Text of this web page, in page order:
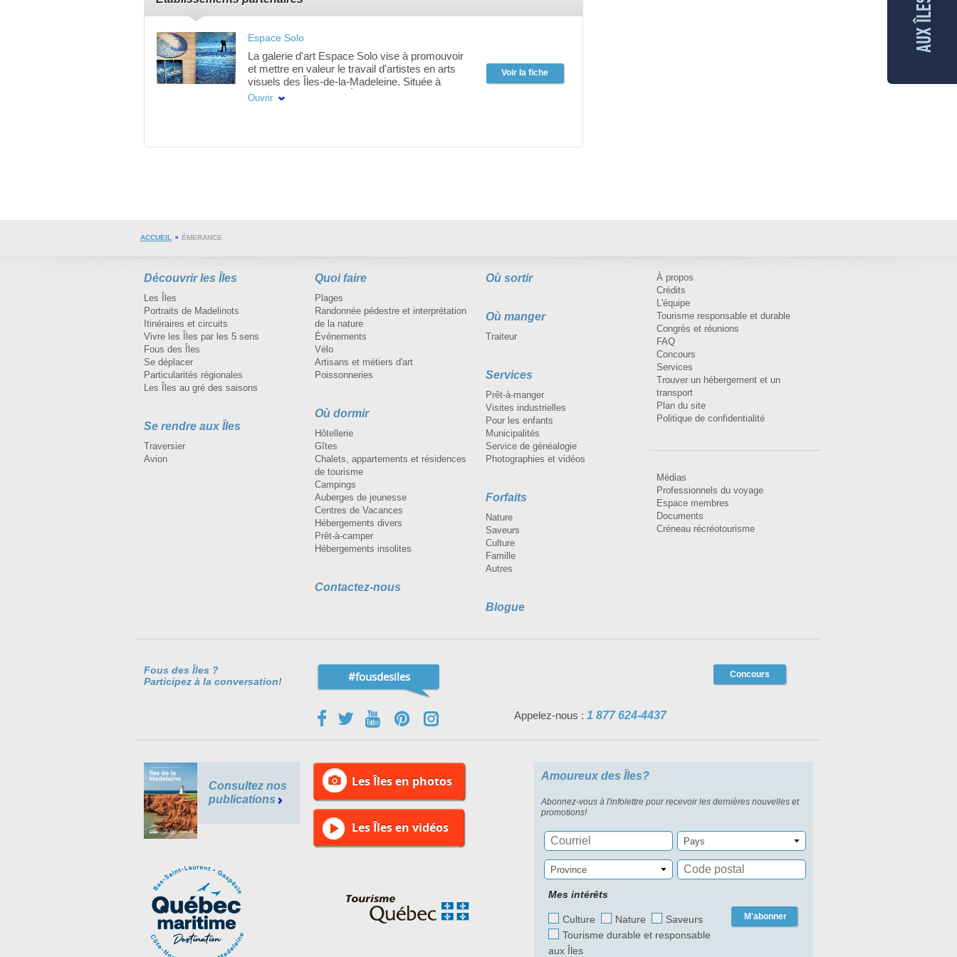
Voir la fiche
Espace Solo
La galerie d'art Espace Solo vise à promouvoir
et mettre en valeur le travail d'artistes en arts
visuels des Îles-de-la-Madeleine. Située à
l'étage de la boutique Émerance sur le quai,
Cap-aux-Meules, le chemin du quai offre un
Ouvrir
ACCUEIL ÉMERANCE
Découvrir les Îles
Les Îles
Portraits de Madelinots
Itinéraires et circuits
Vivre les Îles par les 5 sens
Fous des Îles
Se déplacer
Particularités régionales
Les Îles au gré des saisons
Se rendre aux Îles
Traversier
Avion
Quoi faire
Plages
Randonnée pédestre et interprétation
de la nature
Événements
Vélo
Artisans et métiers d'art
Poissonneries
Où dormir
Hôtellerie
Gîtes
Chalets, appartements et résidences
de tourisme
Campings
Auberges de jeunesse
Centres de Vacances
Hébergements divers
Prêt-à-camper
Hébergements insolites
Contactez-nous
Où sortir
Où manger
Traiteur
Services
Prêt-à-manger
Visites industrielles
Pour les enfants
Municipalités
Service de généalogie
Photographies et vidéos
Forfaits
Nature
Saveurs
Culture
Famille
Autres
Blogue
À propos
Crédits
L'équipe
Tourisme responsable et durable
Congrès et réunions
FAQ
Concours
Services
Trouver un hébergement et un
transport
Plan du site
Politique de confidentialité
Médias
Professionnels du voyage
Espace membres
Documents
Créneau récréotourisme
Fous des Îles ?
Participez à la conversation!
#fousdesiles Concours
Appelez-nous : 1 877 624-4437
Consultez nos
publications
Les Îles en photos
Les Îles en vidéos
Amoureux des Îles?
Abonnez-vous à l'infolettre pour recevoir les dernières nouvelles et
promotions!
Pays
Province
Mes intérêts
Culture Nature
Saveurs
Tourisme durable et responsable
aux Îles
M'abonner